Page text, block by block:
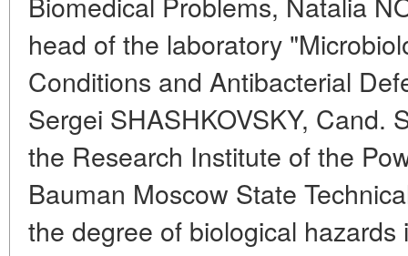
head of the laboratory
Conditions and Antibacterial
Sergei SHASHKOVSKY, Cand.
the Research Institute of the
Bauman Moscow State
the degree of biological